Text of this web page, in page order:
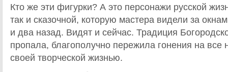
Кто же эти фигурки? А это персонажи русской
так и сказочной, которую мастера видели за
и два назад. Видят и сейчас. Традиция
пропала, благополучно пережила гонения на все
своей творческой жизнью.